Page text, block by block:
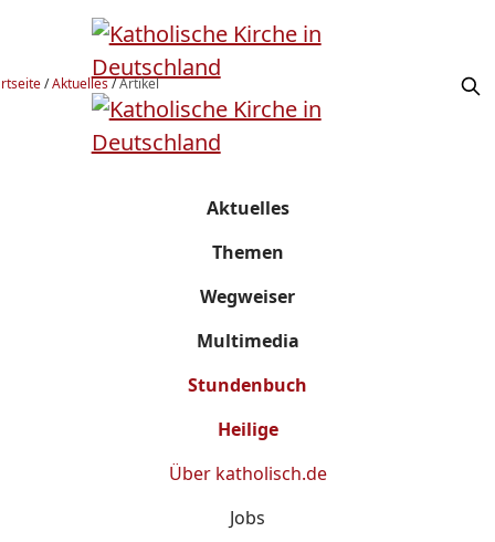
/Aktuelles/Artikel
Aktuelles
Themen
Wegweiser
Multimedia
Stundenbuch
Heilige
Über katholisch.de
Jobs